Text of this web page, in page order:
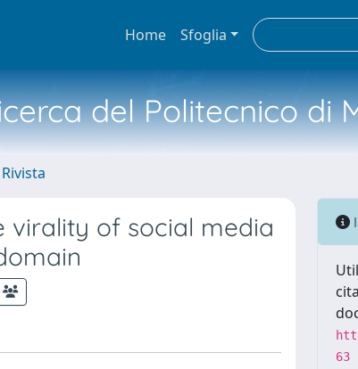
Home Sfoglia
del Politecnico di
virality of social media
63